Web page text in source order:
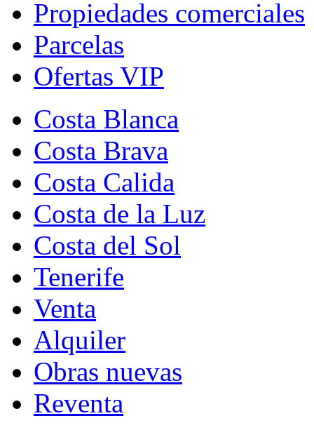
Propiedades comerciales
Parcelas
Ofertas VIP
Costa Blanca
Costa Brava
Costa Calida
Costa de la Luz
Costa del Sol
Tenerife
Venta
Alquiler
Obras nuevas
Reventa